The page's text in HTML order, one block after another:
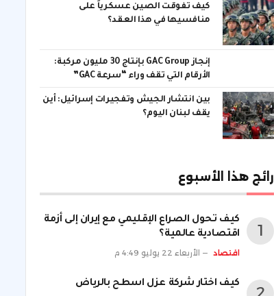
كيف تفوقت الصين عسكرياً على
منافسيها في هذا العقد؟
إنجاز GAC Group بإنتاج 30 مليون مركبة:
الأرقام التي تقف وراء “سرعة GAC”
بين انتشار الجيش وتفجيرات إسرائيل: أين
يقف لبنان اليوم؟
رائج هذا الأسبوع
كيف تحول الصراع الإقليمي مع إيران إلى أزمة
اقتصادية عالمية؟
اقتصاد الأربعاء 22 يوليو 4:49 م
كيف اختار شركة عزل اسطح بالرياض